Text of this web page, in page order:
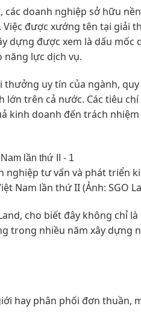
doanh nghiệp sở hữu
được xướng tên tại giải
dựng được xem là dấu mốc
năng lực dịch vụ.
uy tín của ngành,
trên cả nước. Các tiêu
kinh doanh đến trách nhiệm
nghiệp tư vấn và phát triển
Nam lần thứ II (Ảnh: SGO
cho biết đây không chỉ
trong nhiều năm xây dựng
hay phân phối đơn thuần,